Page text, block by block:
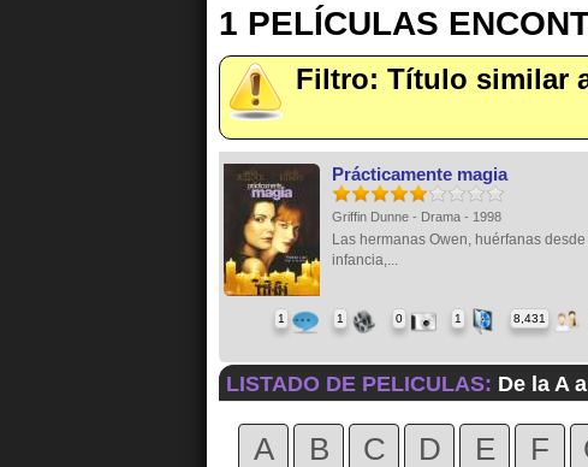
1 PELÍCULAS
Filtro: Título similar
Prácticamente magia
Griffin Dunne - Drama - 1998
Las hermanas Owen, huérfanas
infancia,...
1 1 0 1 8,431
LISTADO DE PELICULAS: De la A
A B C D E F